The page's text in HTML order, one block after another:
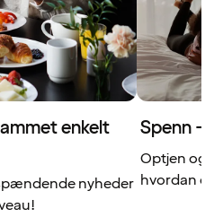
enkelt
nyheder
Spenn –
Optjen og
hvordan